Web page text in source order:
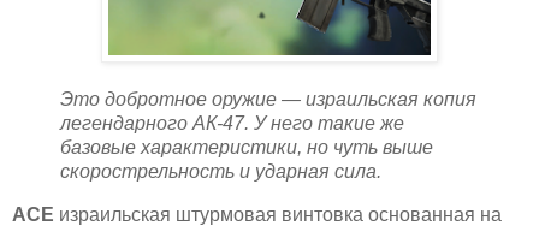
Это добротное оружие — израильская копия
легендарного АК-47. У него такие же
базовые характеристики, но чуть выше
скорострельность и ударная сила.
ACE израильская штурмовая винтовка основанная на